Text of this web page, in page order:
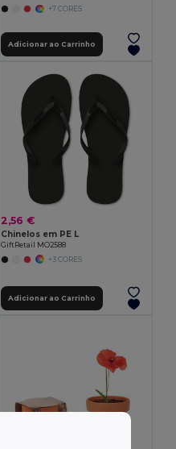
+7 CORES
Adicionar ao Carrinho
2,56 €
Chinelos em PE L
GiftRetail MO2588
+3 CORES
Adicionar ao Carrinho